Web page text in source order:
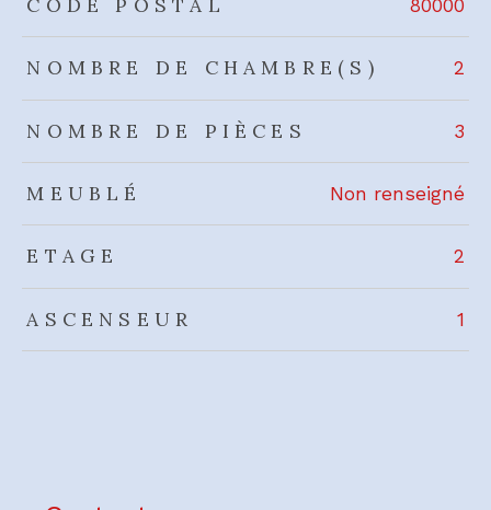
80000
NOMBRE DE CHAMBRE(S) 2
NOMBRE DE PIÈCES 3
MEUBLÉ Non renseigné
ETAGE 2
ASCENSEUR 1